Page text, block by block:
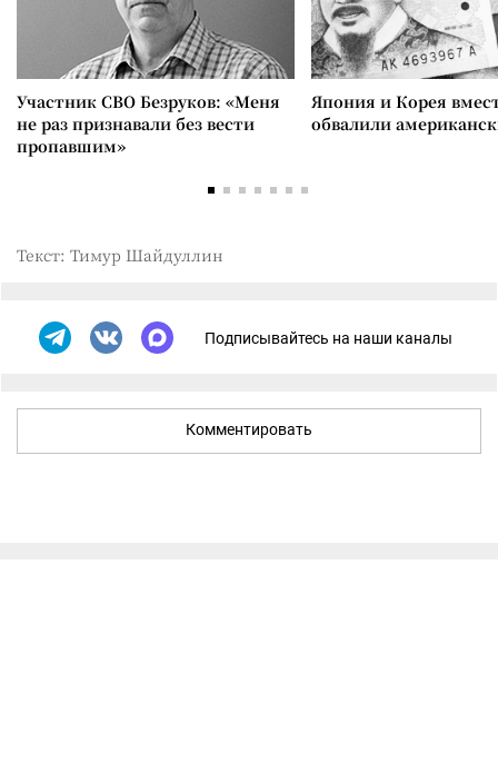
Участник СВО Безруков: «Меня
не раз признавали без вести
пропавшим»
Япония и Корея
обвалили
Текст: Тимур Шайдуллин
Подписывайтесь на наши каналы
Комментировать